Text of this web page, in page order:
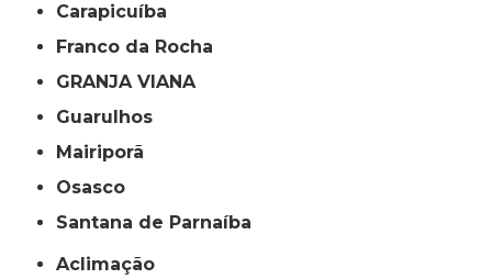
Carapicuíba
Franco da Rocha
GRANJA VIANA
Guarulhos
Mairiporã
Osasco
Santana de Parnaíba
Aclimação